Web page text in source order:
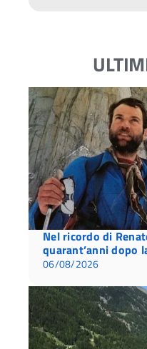
Nel ricordo di
quarant’anni dopo
06/08/2026